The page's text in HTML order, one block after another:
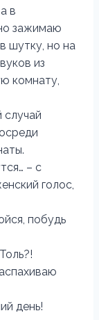
в
зажимаю
шутку, но на
из
комнату,
случай
– с
голос,
побудь
день!